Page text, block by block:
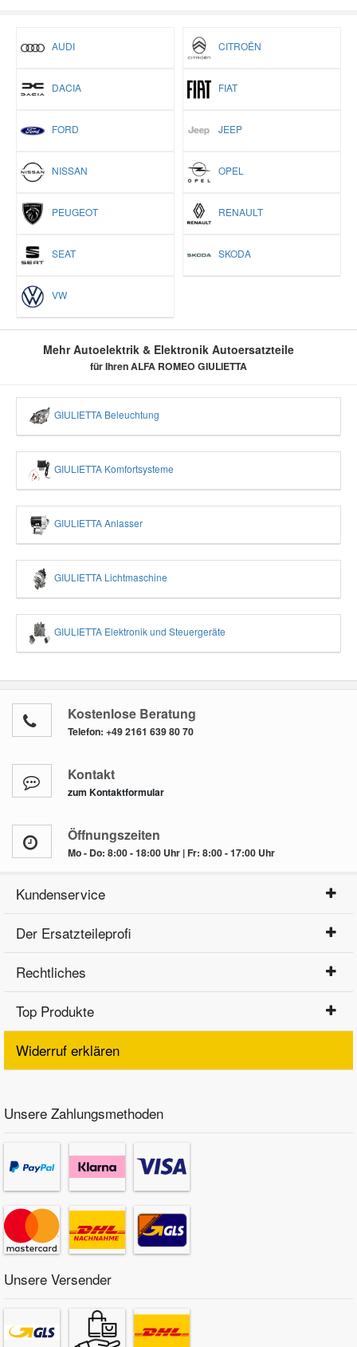
AUDI CITROËN
DACIA FIAT
FORD JEEP
NISSAN OPEL
PEUGEOT RENAULT
SEAT SKODA
VW
Mehr Autoelektrik & Elektronik Autoersatzteile
für Ihren ALFA ROMEO GIULIETTA
GIULIETTA Beleuchtung
GIULIETTA Komfortsysteme
GIULIETTA Anlasser
GIULIETTA Lichtmaschine
GIULIETTA Elektronik und Steuergeräte
Kostenlose Beratung
Telefon: +49 2161 639 80 70
Kontakt
zum Kontaktformular
Öffnungszeiten
Mo - Do: 8:00 - 18:00 Uhr | Fr: 8:00 - 17:00 Uhr
Kundenservice
Der Ersatzteileprofi
Rechtliches
Top Produkte
Widerruf erklären
Unsere Zahlungsmethoden
Unsere Versender